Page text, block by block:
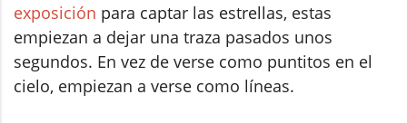
exposición para captar las estrellas, estas
empiezan a dejar una traza pasados unos
segundos. En vez de verse como puntitos en el
cielo, empiezan a verse como líneas.